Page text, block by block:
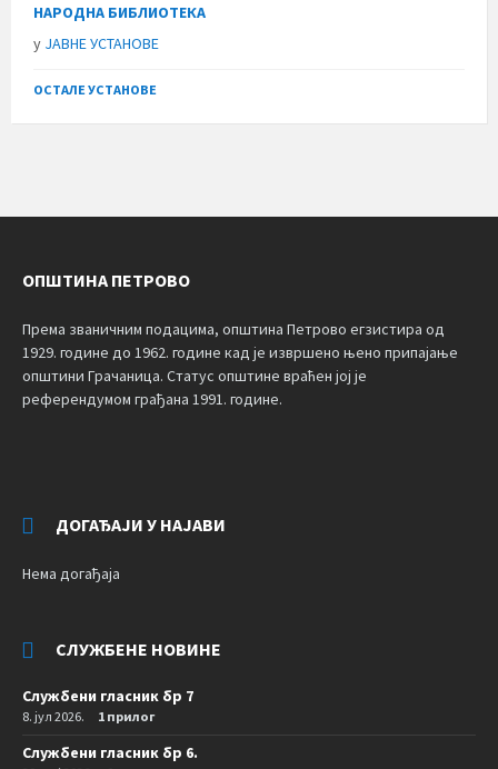
НАРОДНА БИБЛИОТЕКА
у ЈАВНЕ УСТАНОВЕ
ОСТАЛЕ УСТАНОВЕ
ОПШТИНА ПЕТРОВО
Према званичним подацима, општина Петрово егзистира од
1929. године до 1962. године кад је извршено њено припајање
општини Грачаница. Статус општине враћен јој је
референдумом грађана 1991. године.
ДОГАЂАЈИ У НАЈАВИ
Нема догађаја
СЛУЖБЕНЕ НОВИНЕ
Службени гласник бр 7
8. јул 2026. 1 прилог
Службени гласник бр 6.